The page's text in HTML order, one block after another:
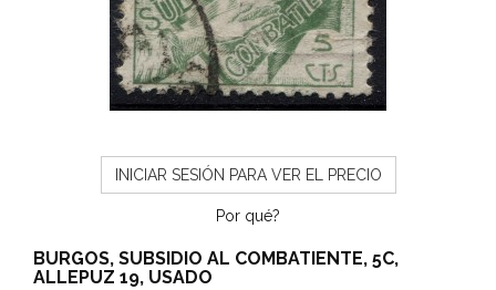
INICIAR SESIÓN PARA VER EL PRECIO
Por qué?
BURGOS, SUBSIDIO AL COMBATIENTE, 5C,
ALLEPUZ 19, USADO